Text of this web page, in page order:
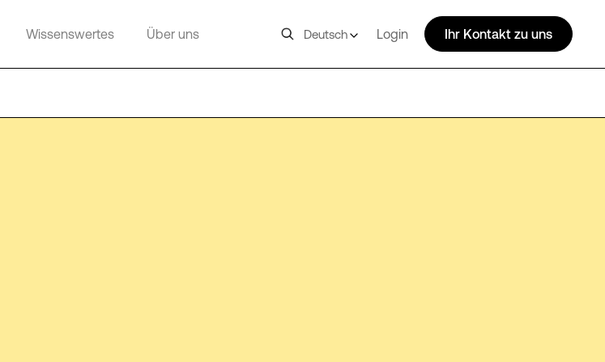
Wissenswertes Über uns Deutsch Login Ihr Kontakt zu uns